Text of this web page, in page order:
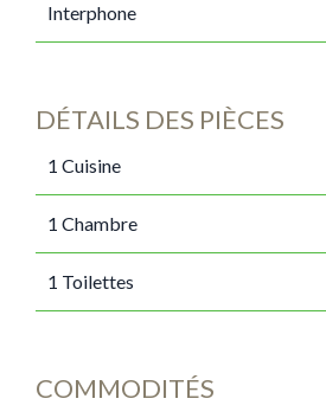
Interphone
DÉTAILS DES PIÈCES
1 Cuisine
1 Chambre
1 Toilettes
COMMODITÉS